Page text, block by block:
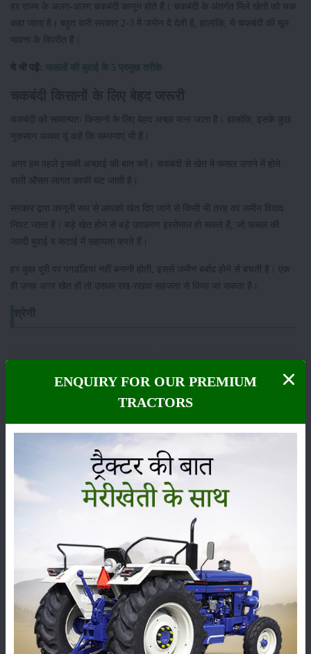
हर राज्य के अलग-अलग चकबंदी कानून होते हैं। चकबंदी के अंतर्गत मिले खेतों को चक
कहा जाता है। बहुत बारी सरकार 2-3 में जमीन दे देती है, हालांकि, ये चकबंदी की मूल
भावना के विपरीत है।
ये भी पढ़ें: फसलों की बुवाई के 5 प्रमुख तरीके
चकबंदी को सामान्यतः किसानों के लिए बेहद अच्छा माना जाता है। हालांकि, इसके कुछ
नुकसान अथवा यूं कहें कि समस्याएं भी हैं।
अगर हम पहले इसकी अच्छाई की बात करें। चकबंदी से खेत में फसल उगाने में होने
वाली औसत लागत काफी घट जाती है।
सरकार द्वारा कानूनी रूप से आपको खेत दिए जाने से किसी भी तरह का जमीन विवाद
निपट जाता है। बड़े खेत होने से बड़े उपकरण इस्तेमाल हो सकते हैं, जो फसल की
जल्दी बुवाई व कटाई में सहायता करते हैं।
हर कुछ दूरी पर पगडंडियां नहीं बनानी होती, इससे जमीन बर्बाद होने से बचती है। एक
ही जगह अगर खेत हों तो उसका रख-रखाव सहजता से किया जा सकता है।
कीटनाशक
कृषि यंत्र
सम्पादकीय अन्य
ENQUIRY FOR OUR PREMIUM
TRACTORS